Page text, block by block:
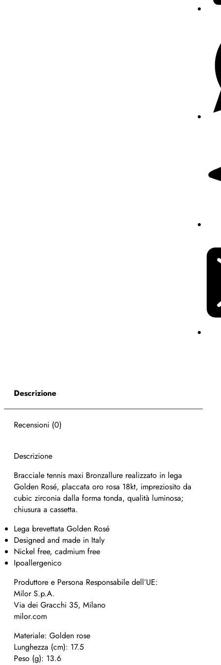
Descrizione
Recensioni (0)
Descrizione
Bracciale tennis maxi Bronzallure realizzato in lega
Golden Rosé, placcata oro rosa 18kt, impreziosito da
cubic zirconia dalla forma tonda, qualità luminosa;
chiusura a cassetta.
Lega brevettata Golden Rosé
Designed and made in Italy
Nickel free, cadmium free
Ipoallergenico
Produttore e Persona Responsabile dell’UE:
Milor S.p.A.
Via dei Gracchi 35, Milano
milor.com
Materiale: Golden rose
Lunghezza (cm): 17.5
Peso (g): 13.6